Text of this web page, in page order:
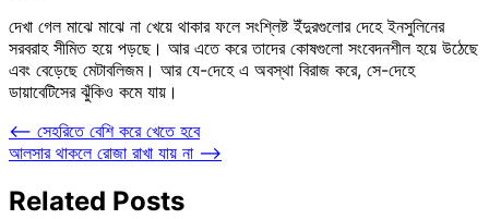
দেখা গেল মাঝে মাঝে না খেয়ে থাকার ফলে সংশ্লিষ্ট ইঁদুরগুলোর দেহে ইনসুলিনের
সরবরাহ সীমিত হয়ে পড়ছে। আর এতে করে তাদের কোষগুলো সংবেদনশীল হয়ে উঠেছে
এবং বেড়েছে মেটাবলিজম। আর যে-দেহে এ অবস্থা বিরাজ করে, সে-দেহে
ডায়াবেটিসের ঝুঁকিও কমে যায়।
Post
navigation
⟵ সেহরিতে বেশি করে খেতে হবে
আলসার থাকলে রোজা রাখা যায় না ⟶
Related Posts